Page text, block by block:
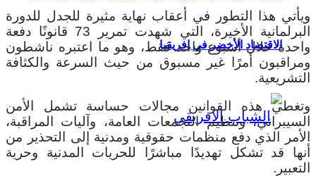
الاقتصاد الأخضر في إفريقيا
ويأتي هذا التطور في أعقاب نهاية مثيرة للجدل للدورة
البرلمانية الأخيرة، التي شهدت تمرير 73 قانونًا دفعة
واحدة خلال أسبوع واحد فقط، وهو ما اعتبره ناشطون
ومراقبون أمرًا غير مسبوق من حيث السرعة والكثافة
التشريعية.
وتغطي هذه القوانين مجالات حساسة تشمل الأمن
السيبراني، وتنظيم التجمعات العامة، وآليات المراقبة،
الأمر الذي دفع منظمات حقوقية ومدنية إلى التحذير من
أنها قد تشكل تهديدًا مباشرًا للحريات المدنية وحرية
التعبير.